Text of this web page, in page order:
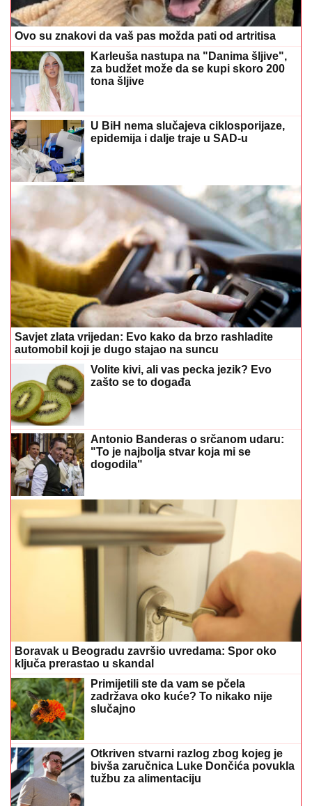
Ovo su znakovi da vaš pas možda pati od artritisa
Karleuša nastupa na "Danima šljive",
za budžet može da se kupi skoro 200
tona šljive
U BiH nema slučajeva ciklosporijaze,
epidemija i dalje traje u SAD-u
Savjet zlata vrijedan: Evo kako da brzo rashladite
automobil koji je dugo stajao na suncu
Volite kivi, ali vas pecka jezik? Evo
zašto se to događa
Antonio Banderas o srčanom udaru:
"To je najbolja stvar koja mi se
dogodila"
Boravak u Beogradu završio uvredama: Spor oko
ključa prerastao u skandal
Primijetili ste da vam se pčela
zadržava oko kuće? To nikako nije
slučajno
Otkriven stvarni razlog zbog kojeg je
bivša zaručnica Luke Dončića povukla
tužbu za alimentaciju